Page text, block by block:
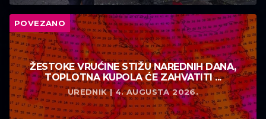
POVEZANO
ŽESTOKE VRUĆINE STIŽU NAREDNIH DANA,
TOPLOTNA KUPOLA ĆE ZAHVATITI ...
UREDNIK | 4. AUGUSTA 2026.